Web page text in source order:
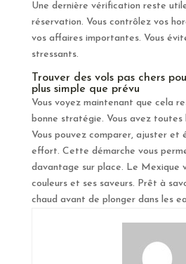
Une dernière vérification reste
réservation. Vous contrôlez vos
vos affaires importantes. Vous
stressants.
Trouver des vols pas chers
plus simple que prévu
Vous voyez maintenant que cela
bonne stratégie. Vous avez toutes
Vous pouvez comparer, ajuster et
effort. Cette démarche vous
davantage sur place. Le Mexique
couleurs et ses saveurs. Prêt à
chaud avant de plonger dans les